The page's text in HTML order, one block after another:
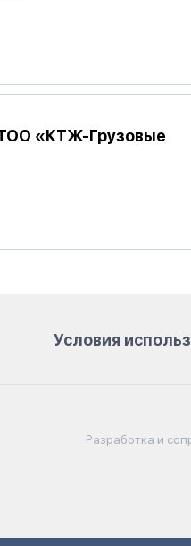
«КТЖ-Грузовые
Условия
Разработка и